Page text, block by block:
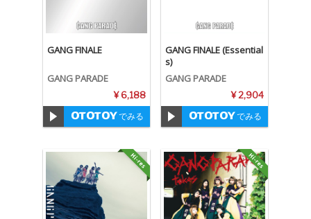
GANG FINALE
GANG PARADE
¥ 6,188
でみる
GANG FINALE (Essential
s)
GANG PARADE
¥ 2,904
でみる